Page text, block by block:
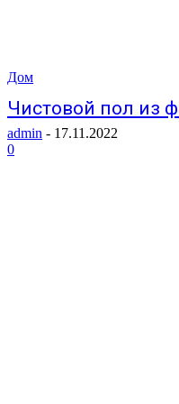
Дом
Чистовой пол из
admin - 17.11.2022
0